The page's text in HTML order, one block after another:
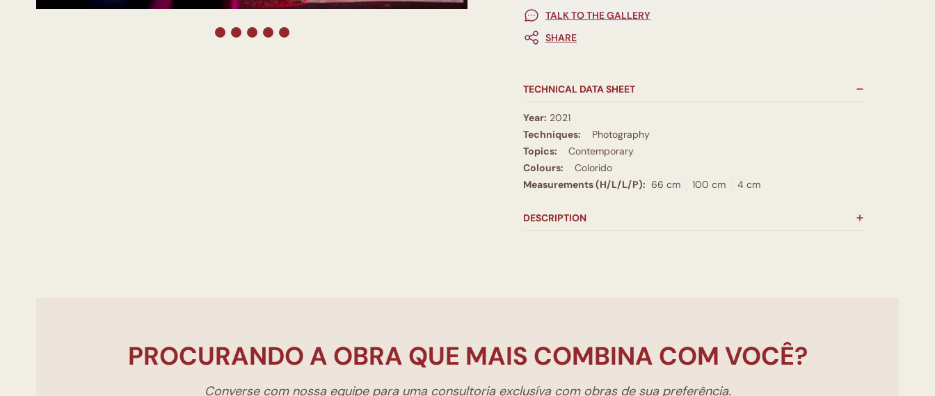
TALK TO THE GALLERY
SHARE
TECHNICAL DATA SHEET
Year: 2021
Techniques:
Photography
Topics:
Contemporary
Colours:
Colorido
Measurements (H/L/L/P): 66 cm 100 cm 4 cm
DESCRIPTION
PROCURANDO A OBRA QUE MAIS COMBINA COM VOCÊ?
Converse com nossa equipe para uma consultoria exclusíva com obras de sua preferência.